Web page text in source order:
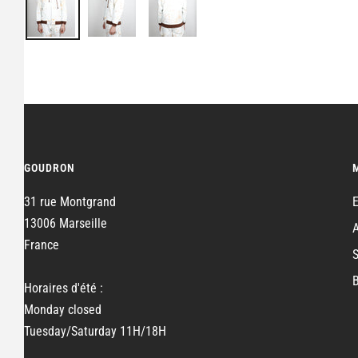
GOUDRON
31 rue Montgrand
13006 Marseille
France
Horaires d'été :
Monday closed
Tuesday/Saturday 11H/18H